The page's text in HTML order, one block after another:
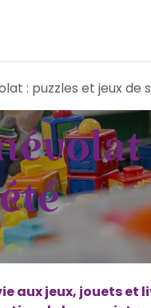
: puzzles et jeux de
aux jeux, jouets